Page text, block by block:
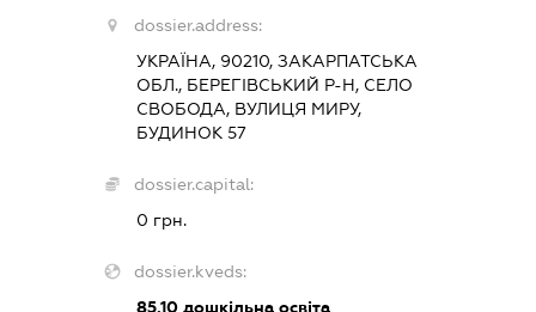
dossier.address:
УКРАЇНА, 90210, ЗАКАРПАТСЬКА
ОБЛ., БЕРЕГІВСЬКИЙ Р-Н, СЕЛО
СВОБОДА, ВУЛИЦЯ МИРУ,
БУДИНОК 57
dossier.capital:
0 грн.
dossier.kveds:
85.10 дошкільна освіта